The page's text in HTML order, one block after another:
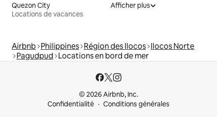
Quezon City
Locations de vacances
Afficher plus
Airbnb Philippines Région des Ilocos Ilocos Norte
Pagudpud Locations en bord de mer
© 2026 Airbnb, Inc.
Confidentialité
Conditions générales